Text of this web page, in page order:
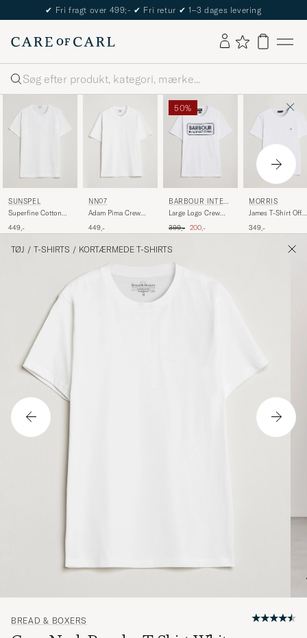
The Care of Carl Passport
Søg
SUNSPEL
Superfine Cotton
White
449,-
NN07
Adam Pima Crew
449,-
50%
BARBOUR INTER
NATIONAL
Large Logo Crew
Ordinary pris
399,- Nedsat pris
200,-
MORRIS
James T-Shirt Off
349,-
TØJ / T-SHIRTS / KORTÆRMEDE T-SHIRTS
BREAD & BOXERS